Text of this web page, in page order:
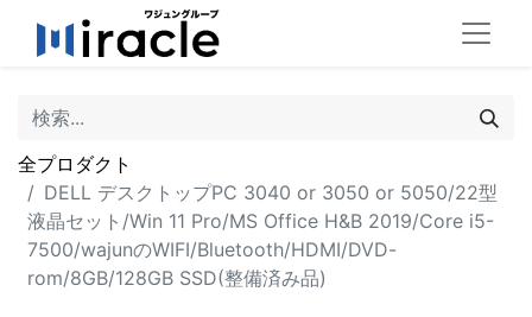
全プロダクト
DELL デスクトップPC 3040 or 3050 or 5050/22型
液晶セット/Win 11 Pro/MS Office H&B 2019/Core i5-
7500/wajunのWIFI/Bluetooth/HDMI/DVD-
rom/8GB/128GB SSD(整備済み品)